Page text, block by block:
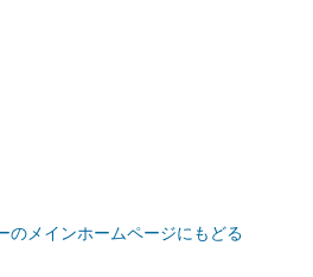
のメインホームページにもどる